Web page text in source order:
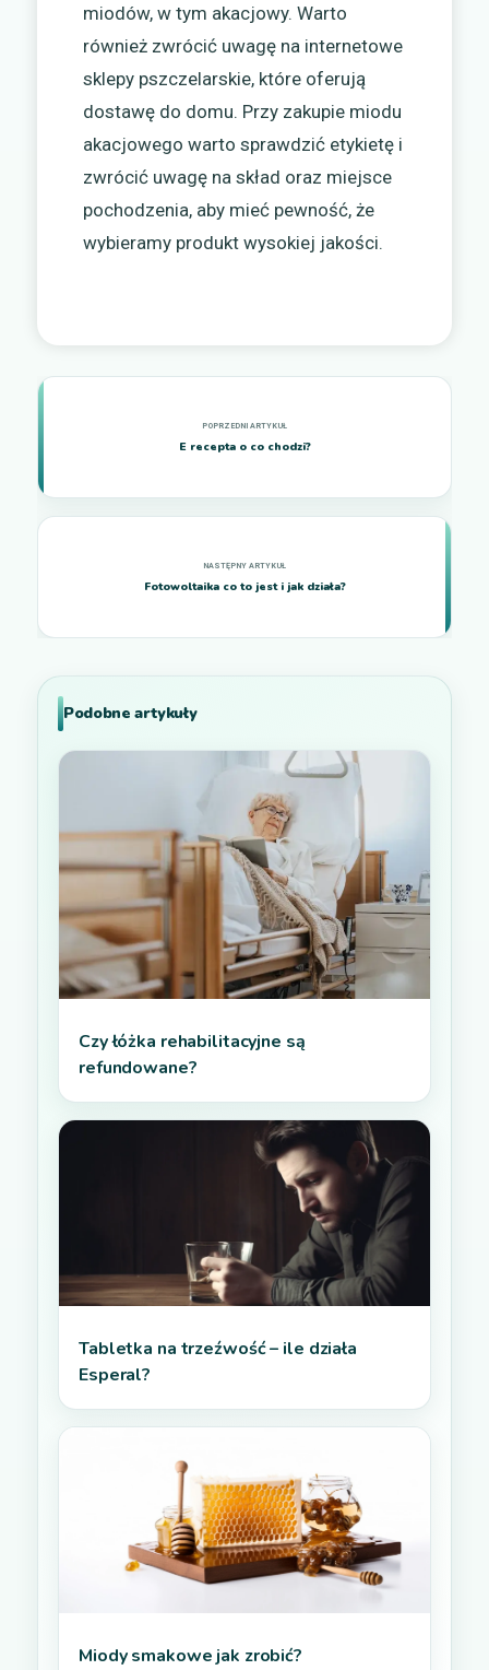
miodów, w tym akacjowy. Warto
również zwrócić uwagę na internetowe
sklepy pszczelarskie, które oferują
dostawę do domu. Przy zakupie miodu
akacjowego warto sprawdzić etykietę i
zwrócić uwagę na skład oraz miejsce
pochodzenia, aby mieć pewność, że
wybieramy produkt wysokiej jakości.
E recepta o co chodzi?
Fotowoltaika co to jest i jak działa?
Podobne artykuły
Czy łóżka rehabilitacyjne są
refundowane?
Tabletka na trzeźwość – ile działa
Esperal?
Miody smakowe jak zrobić?